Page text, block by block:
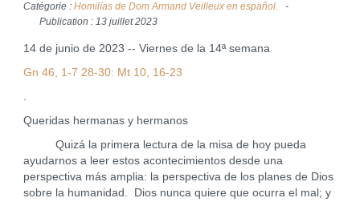
Catégorie : Homilías de Dom Armand Veilleux en español.
Publication : 13 juillet 2023
14 de junio de 2023 -- Viernes de la 14ª semana
Gn 46, 1-7 28-30: Mt 10, 16-23
.
Queridas hermanas y hermanos
Quizá la primera lectura de la misa de hoy pueda
ayudarnos a leer estos acontecimientos desde una
perspectiva más amplia: la perspectiva de los planes de Dios
sobre la humanidad. Dios nunca quiere que ocurra el mal; y